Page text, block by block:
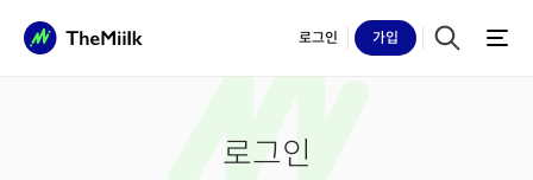
로그인 가입
로그인